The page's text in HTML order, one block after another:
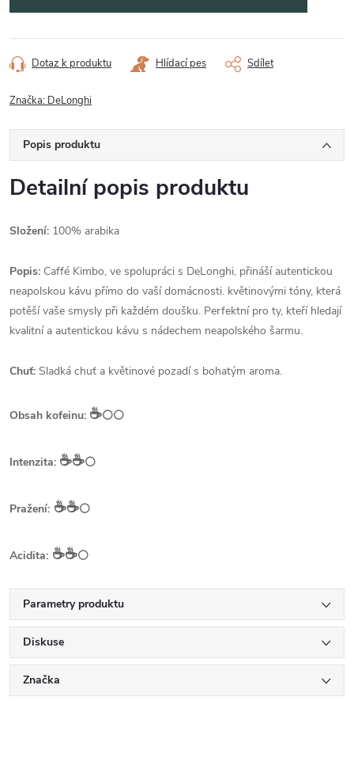
Dotaz k produktu Hlídací pes Sdílet
Značka: DeLonghi
Popis produktu
Detailní popis produktu
Složení: 100% arabika
Popis: Caffé Kimbo, ve spolupráci s DeLonghi, přináší autentickou
neapolskou kávu přímo do vaší domácnosti. květinovými tóny, která
potěší vaše smysly při každém doušku. Perfektní pro ty, kteří hledají
kvalitní a autentickou kávu s nádechem neapolského šarmu.
Chuť: Sladká chuť a květinové pozadí s bohatým aroma.
Obsah kofeinu: ☕️⚪⚪
Intenzita: ☕️☕️⚪
Pražení: ☕️☕️⚪
Acidita: ☕️☕️⚪
Parametry produktu
Diskuse
Značka